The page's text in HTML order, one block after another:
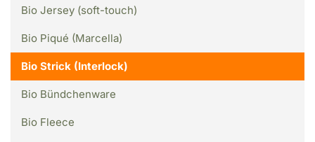
Bio Jersey (soft-touch)
Bio Piqué (Marcella)
Bio Strick (Interlock)
Bio Bündchenware
Bio Fleece